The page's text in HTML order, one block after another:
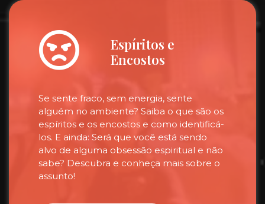
Espíritos e
Encostos
Se sente fraco, sem energia, sente
alguém no ambiente? Saiba o que são os
espíritos e os encostos e como identificá-
los. E ainda: Será que você está sendo
alvo de alguma obsessão espiritual e não
sabe? Descubra e conheça mais sobre o
assunto!